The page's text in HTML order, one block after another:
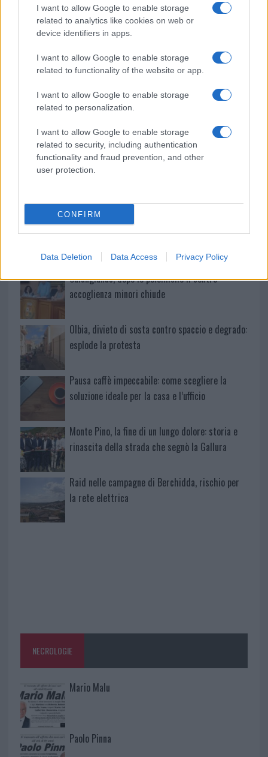
I want to allow Google to enable storage
related to analytics like cookies on web or
device identifiers in apps.
I want to allow Google to enable storage
related to functionality of the website or app.
I want to allow Google to enable storage
related to personalization.
I want to allow Google to enable storage
related to security, including authentication
functionality and fraud prevention, and other
user protection.
CONFIRM
Data Deletion Data Access Privacy Policy
Condividi l'articolo
F
a
ce
b
o
o
k
T
w
it
te
r
Pi
n
te
re
st
W
h
at
s
A
p
p
h
a
re
Articolo precedente
Prossimo articolo
NOTIZIE RECENTI
Le previsioni meteo per il weekend a Olbia e in
Michelle Hunziker in Gallura, bella anche dal
Calangianus, dopo le polemiche il centro
accoglienza minori chiude
Olbia, divieto di sosta contro spaccio e degrado:
esplode la protesta
Pausa caffè impeccabile: come scegliere la
soluzione ideale per la casa e l’ufficio
Monte Pino, la fine di un lungo dolore: storia e
rinascita della strada che segnò la Gallura
Raid nelle campagne di Berchidda, rischio per
la rete elettrica
NECROLOGIE
Mario Malu
Paolo Pinna